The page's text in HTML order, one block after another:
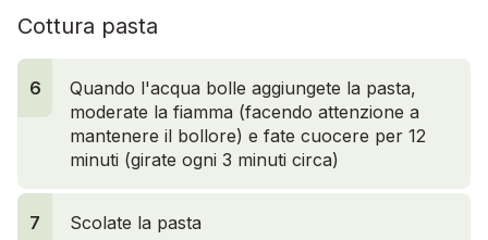
Cottura pasta
6
Quando l'acqua bolle aggiungete la pasta,
moderate la fiamma (facendo attenzione a
mantenere il bollore) e fate cuocere per 12
minuti (girate ogni 3 minuti circa)
7 Scolate la pasta